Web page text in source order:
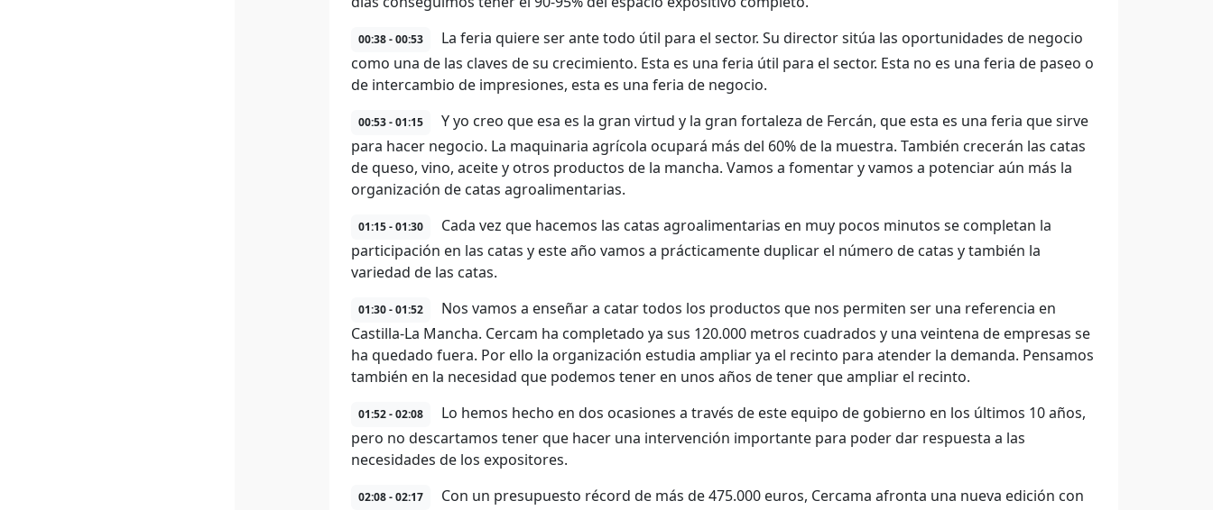
00:38 - 00:53
La feria quiere ser ante todo útil para el sector. Su director sitúa las oportunidades de negocio
como una de las claves de su crecimiento. Esta es una feria útil para el sector. Esta no es una feria de paseo o
de intercambio de impresiones, esta es una feria de negocio.
00:53 - 01:15
Y yo creo que esa es la gran virtud y la gran fortaleza de Fercán, que esta es una feria que sirve
para hacer negocio. La maquinaria agrícola ocupará más del 60% de la muestra. También crecerán las catas
de queso, vino, aceite y otros productos de la mancha. Vamos a fomentar y vamos a potenciar aún más la
organización de catas agroalimentarias.
01:15 - 01:30
Cada vez que hacemos las catas agroalimentarias en muy pocos minutos se completan la
participación en las catas y este año vamos a prácticamente duplicar el número de catas y también la
variedad de las catas.
01:30 - 01:52
Nos vamos a enseñar a catar todos los productos que nos permiten ser una referencia en
Castilla-La Mancha. Cercam ha completado ya sus 120.000 metros cuadrados y una veintena de empresas se
ha quedado fuera. Por ello la organización estudia ampliar ya el recinto para atender la demanda. Pensamos
también en la necesidad que podemos tener en unos años de tener que ampliar el recinto.
01:52 - 02:08
Lo hemos hecho en dos ocasiones a través de este equipo de gobierno en los últimos 10 años,
pero no descartamos tener que hacer una intervención importante para poder dar respuesta a las
necesidades de los expositores.
02:08 - 02:17
Con un presupuesto récord de más de 475.000 euros, Cercama afronta una nueva edición con